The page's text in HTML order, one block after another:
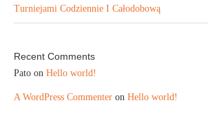
Turniejami Codziennie I Całodobową
Recent Comments
Pato on Hello world!
A WordPress Commenter on Hello world!